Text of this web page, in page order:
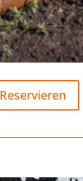
Reservieren